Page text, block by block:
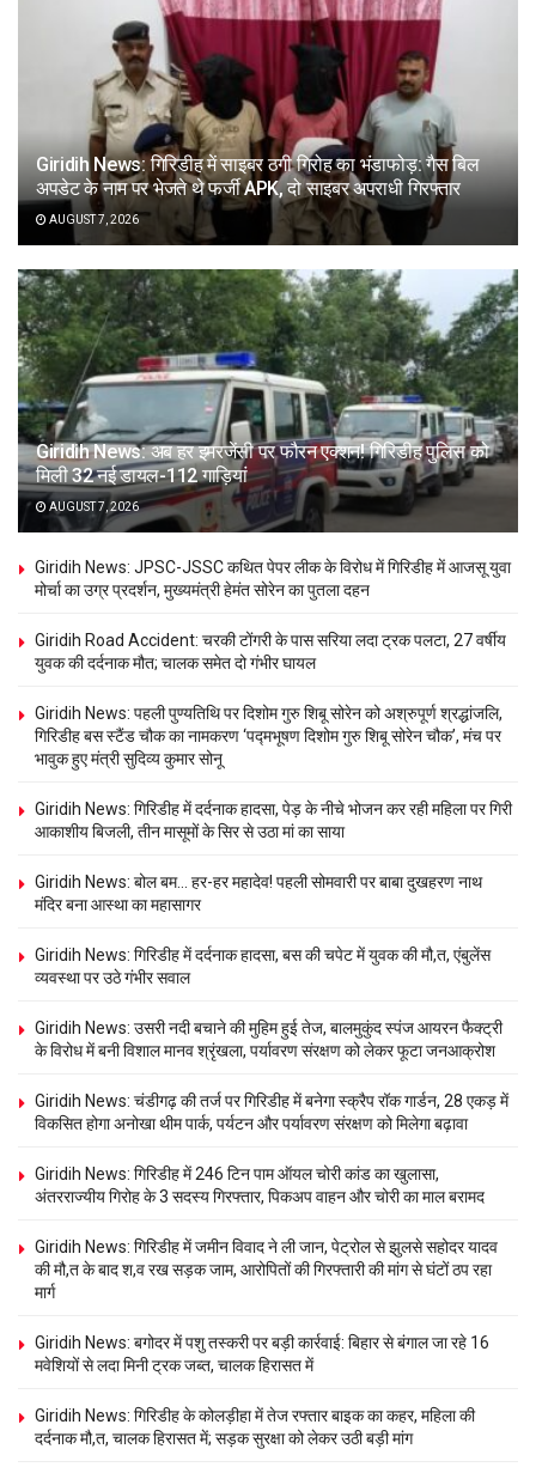
Giridih News: गिरिडीह में साइबर ठगी गिरोह का भंडाफोड़: गैस बिल
अपडेट के नाम पर भेजते थे फर्जी APK, दो साइबर अपराधी गिरफ्तार
AUGUST 7, 2026
Giridih News: अब हर इमरजेंसी पर फौरन एक्शन! गिरिडीह पुलिस को
मिली 32 नई डायल-112 गाड़ियां
AUGUST 7, 2026
Giridih News: JPSC-JSSC कथित पेपर लीक के विरोध में गिरिडीह में आजसू युवा
मोर्चा का उग्र प्रदर्शन, मुख्यमंत्री हेमंत सोरेन का पुतला दहन
Giridih Road Accident: चरकी टोंगरी के पास सरिया लदा ट्रक पलटा, 27 वर्षीय
युवक की दर्दनाक मौत; चालक समेत दो गंभीर घायल
Giridih News: पहली पुण्यतिथि पर दिशोम गुरु शिबू सोरेन को अश्रुपूर्ण श्रद्धांजलि,
गिरिडीह बस स्टैंड चौक का नामकरण ‘पद्मभूषण दिशोम गुरु शिबू सोरेन चौक’, मंच पर
भावुक हुए मंत्री सुदिव्य कुमार सोनू
Giridih News: गिरिडीह में दर्दनाक हादसा, पेड़ के नीचे भोजन कर रही महिला पर गिरी
आकाशीय बिजली, तीन मासूमों के सिर से उठा मां का साया
Giridih News: बोल बम… हर-हर महादेव! पहली सोमवारी पर बाबा दुखहरण नाथ
मंदिर बना आस्था का महासागर
Giridih News: गिरिडीह में दर्दनाक हादसा, बस की चपेट में युवक की मौ,त, एंबुलेंस
व्यवस्था पर उठे गंभीर सवाल
Giridih News: उसरी नदी बचाने की मुहिम हुई तेज, बालमुकुंद स्पंज आयरन फैक्ट्री
के विरोध में बनी विशाल मानव श्रृंखला, पर्यावरण संरक्षण को लेकर फूटा जनआक्रोश
Giridih News: चंडीगढ़ की तर्ज पर गिरिडीह में बनेगा स्क्रैप रॉक गार्डन, 28 एकड़ में
विकसित होगा अनोखा थीम पार्क, पर्यटन और पर्यावरण संरक्षण को मिलेगा बढ़ावा
Giridih News: गिरिडीह में 246 टिन पाम ऑयल चोरी कांड का खुलासा,
अंतरराज्यीय गिरोह के 3 सदस्य गिरफ्तार, पिकअप वाहन और चोरी का माल बरामद
Giridih News: गिरिडीह में जमीन विवाद ने ली जान, पेट्रोल से झुलसे सहोदर यादव
की मौ,त के बाद श,व रख सड़क जाम, आरोपितों की गिरफ्तारी की मांग से घंटों ठप रहा
मार्ग
Giridih News: बगोदर में पशु तस्करी पर बड़ी कार्रवाई: बिहार से बंगाल जा रहे 16
मवेशियों से लदा मिनी ट्रक जब्त, चालक हिरासत में
Giridih News: गिरिडीह के कोलड़ीहा में तेज रफ्तार बाइक का कहर, महिला की
दर्दनाक मौ,त, चालक हिरासत में; सड़क सुरक्षा को लेकर उठी बड़ी मांग